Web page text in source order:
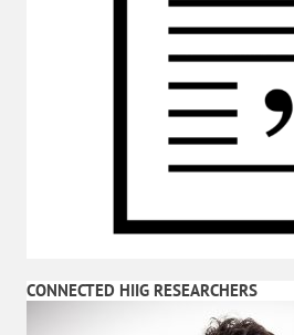
CONNECTED HIIG RESEARCHERS